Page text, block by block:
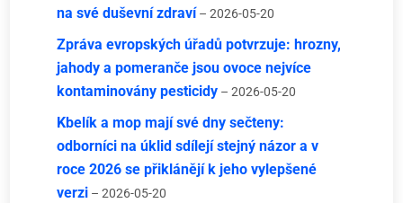
na své duševní zdraví – 2026-05-20
Zpráva evropských úřadů potvrzuje: hrozny,
jahody a pomeranče jsou ovoce nejvíce
kontaminovány pesticidy – 2026-05-20
Kbelík a mop mají své dny sečteny:
odborníci na úklid sdílejí stejný názor a v
roce 2026 se přiklánějí k jeho vylepšené
verzi – 2026-05-20